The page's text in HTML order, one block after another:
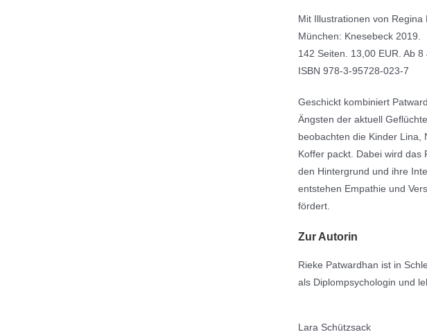
Mit Illustrationen von Regina
München: Knesebeck 2019.
142 Seiten. 13,00 EUR. Ab 8
ISBN 978-3-95728-023-7
Geschickt kombiniert
Ängsten der aktuell
beobachten die Kinder Lina,
Koffer packt. Dabei wird das
den Hintergrund und ihre
entstehen Empathie und
fördert.
Zur Autorin
Rieke Patwardhan ist in
als Diplompsychologin und
Lara Schützsack